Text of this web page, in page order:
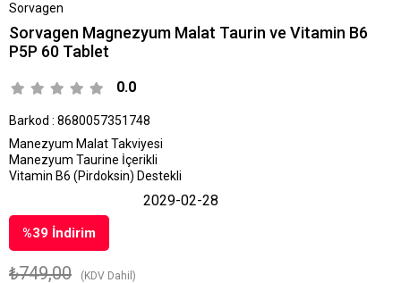
Sorvagen
Sorvagen Magnezyum Malat Taurin ve Vitamin B6
P5P 60 Tablet
0.0
Barkod : 8680057351748
Manezyum MalatTakviyesi
Manezyum Taurine İçerikli
Vitamin B6 (Pirdoksin) Destekli
%39 İndirim
₺749,00 (KDV Dahil)
2029-02-28